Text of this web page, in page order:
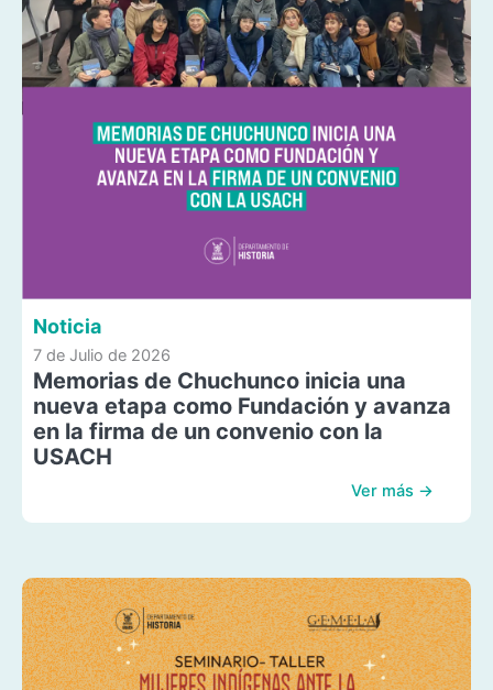
Noticia
7 de Julio de 2026
Memorias de Chuchunco inicia una
nueva etapa como Fundación y avanza
en la firma de un convenio con la
USACH
Ver más →